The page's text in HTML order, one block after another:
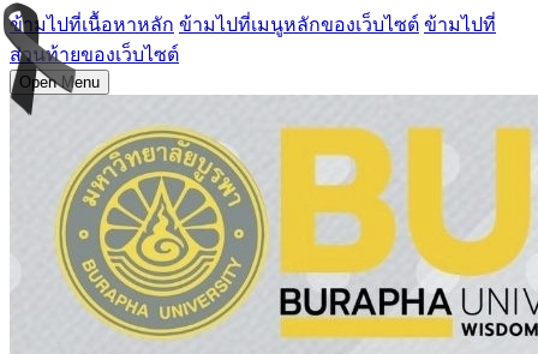
ข้ามไปที่เนื้อหาหลัก ข้ามไปที่เมนูหลักของเว็บไซต์ ข้ามไปที่
ส่วนท้ายของเว็บไซต์
Open Menu